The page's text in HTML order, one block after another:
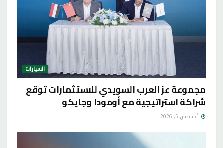
السيارات
مجموعة عز العرب السويدي للاستثمارات توقع
شراكة استراتيجية مع أومودا وجايكو
أغسطس 5, 2026